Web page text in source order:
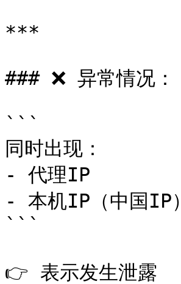
***
### ❌ 异常情况：
```
同时出现：
- 代理IP
- 本机IP（中国IP）
```
👉 表示发生泄露